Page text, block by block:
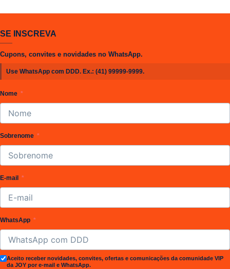
SE INSCREVA
Cupons, convites e novidades no WhatsApp.
Use WhatsApp com DDD. Ex.: (41) 99999-9999.
Nome
Sobrenome
E-mail
WhatsApp
Aceito receber novidades, convites, ofertas e comunicações da comunidade VIP
da JOY por e-mail e WhatsApp.